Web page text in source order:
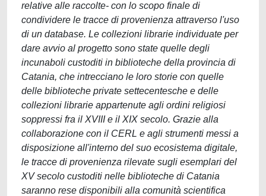
relative alle raccolte- con lo scopo finale di
condividere le tracce di provenienza attraverso l'uso
di un database. Le collezioni librarie individuate per
dare avvio al progetto sono state quelle degli
incunaboli custoditi in biblioteche della provincia di
Catania, che intrecciano le loro storie con quelle
delle biblioteche private settecentesche e delle
collezioni librarie appartenute agli ordini religiosi
soppressi fra il XVIII e il XIX secolo. Grazie alla
collaborazione con il CERL e agli strumenti messi a
disposizione all'interno del suo ecosistema digitale,
le tracce di provenienza rilevate sugli esemplari del
XV secolo custoditi nelle biblioteche di Catania
saranno rese disponibili alla comunità scientifica